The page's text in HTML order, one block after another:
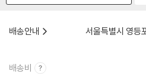
배송안내
서울특별시 영등
배송비